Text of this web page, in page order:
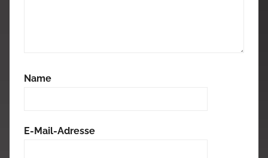
Name
E-Mail-Adresse